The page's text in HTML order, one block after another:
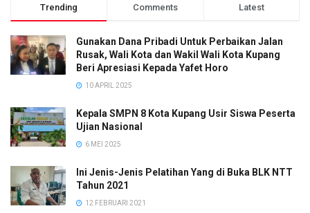
Trending Comments Latest
Gunakan Dana Pribadi Untuk Perbaikan Jalan
Rusak, Wali Kota dan Wakil Wali Kota Kupang
Beri Apresiasi Kepada Yafet Horo
10 APRIL 2025
Kepala SMPN 8 Kota Kupang Usir Siswa Peserta
Ujian Nasional
6 MEI 2025
Ini Jenis-Jenis Pelatihan Yang di Buka BLK NTT
Tahun 2021
12 FEBRUARI 2021